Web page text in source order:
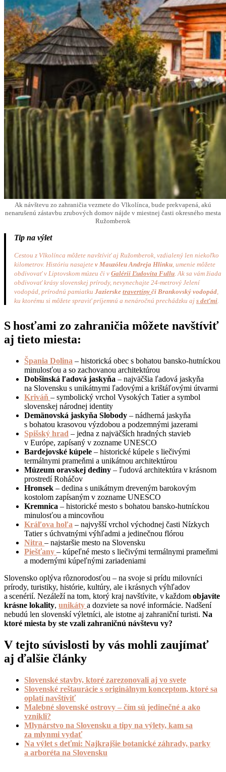
Ak návštevu zo zahraničia vezmete do Vlkolínca, bude prekvapená, akú
nenarušenú zástavbu zrubových domov nájde v miestnej časti okresného mesta
Ružomberok
Tip na výlet
Cestou z Vlkolínca môžete navštíviť aj Ružomberok, vzdialený len niekoľko
kilometrov. Históriu nasajete v Mauzóleu Andreja Hlinku, umenie môžete
obdivovať v Liptovskom múzeu či v Galérii Ľudovíta Fullu. Ak sa vám žiada
obdivovať krásy slovenskej prírody, nevynechajte 24-metrový Jelení
vodopád, prírodnú pamiatku Jazierske travertíny či Brankovský vodopád,
ku ktorému si môžete spraviť príjemnú a nenáročnú prechádzku aj s deťmi.
S hosťami zo zahraničia môžete navštíviť
aj tieto miesta:
Špania Dolina – historická obec s bohatou bansko-hutníckou
minulosťou a so zachovanou architektúrou
Dobšinská ľadová jaskyňa – najväčšia ľadová jaskyňa
na Slovensku s unikátnymi ľadovými a krištáľovými útvarmi
Kriváň – symbolický vrchol Vysokých Tatier a symbol
slovenskej národnej identity
Demänovská jaskyňa Slobody – nádherná jaskyňa
s bohatou krasovou výzdobou a podzemnými jazerami
Spišský hrad – jedna z najväčších hradných stavieb
v Európe, zapísaný v zozname UNESCO
Bardejovské kúpele – historické kúpele s liečivými
termálnymi prameňmi a unikátnou architektúrou
Múzeum oravskej dediny – ľudová architektúra v krásnom
prostredí Roháčov
Hronsek – dedina s unikátnym dreveným barokovým
kostolom zapísaným v zozname UNESCO
Kremnica – historické mesto s bohatou bansko-hutníckou
minulosťou a mincovňou
Kráľova hoľa – najvyšší vrchol východnej časti Nízkych
Tatier s úchvatnými výhľadmi a jedinečnou flórou
Nitra – najstaršie mesto na Slovensku
Piešťany – kúpeľné mesto s liečivými termálnymi prameňmi
a modernými kúpeľnými zariadeniami
Slovensko oplýva rôznorodosťou – na svoje si prídu milovníci
prírody, turistiky, histórie, kultúry, ale i krásnych výhľadov
a scenérií. Nezáleží na tom, ktorý kraj navštívite, v každom objavíte
krásne lokality, unikáty a dozviete sa nové informácie. Nadšení
nebudú len slovenskí výletníci, ale istotne aj zahraniční turisti. Na
ktoré miesta by ste vzali zahraničnú návštevu vy?
V tejto súvislosti by vás mohli zaujímať
aj ďalšie články
Slovenské stavby, ktoré zarezonovali aj vo svete
Slovenské reštaurácie s originálnym konceptom, ktoré sa
oplatí navštíviť
Malebné slovenské ostrovy – čím sú jedinečné a ako
vznikli?
Mlynárstvo na Slovensku a tipy na výlety, kam sa
za mlynmi vydať
Na výlet s deťmi: Najkrajšie botanické záhrady, parky
a arboréta na Slovensku